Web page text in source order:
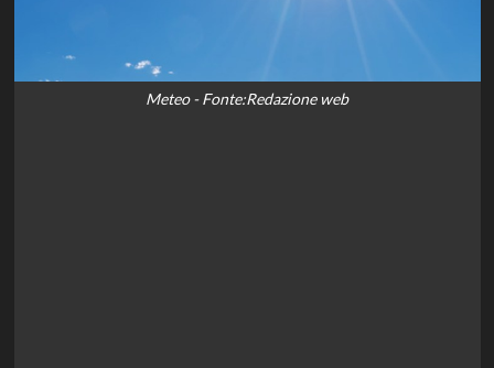
Meteo - Fonte:Redazione web